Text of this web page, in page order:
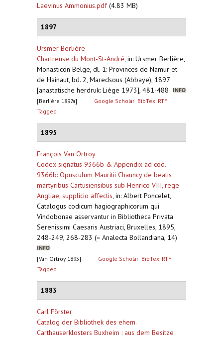
Laevinus Ammonius.pdf(4.83 MB)
1897
Ursmer Berlière
Chartreuse du Mont-St-André, in: Ursmer Berlière,
Monasticon Belge, dl. 1: Provinces de Namur et
de Hainaut, bd. 2, Maredsous (Abbaye), 1897
[anastatische herdruk: Liège 1973], 481-488
[Berlière 1897a] Google Scholar BibTex RTF
Tagged
1895
François Van Ortroy
Codex signatus 9366b & Appendix ad cod.
9366b: Opusculum Mauritii Chauncy de beatis
martyribus Cartusiensibus sub Henrico VIII, rege
Angliae, supplicio affectis, in: Albert Poncelet,
Catalogus codicum hagiographicorum qui
Vindobonae asservantur in Bibliotheca Privata
Serenissimi Caesaris Austriaci, Bruxelles, 1895,
248-249, 268-283 (= Analecta Bollandiana, 14)
[Van Ortroy 1895] Google Scholar BibTex RTF
Tagged
1883
Carl Förster
Catalog der Bibliothek des ehem.
Carthauserklosters Buxheim : aus dem Besitze